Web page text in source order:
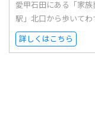
愛甲石田にある「家
駅」北口から歩いてわ
詳しくはこちら